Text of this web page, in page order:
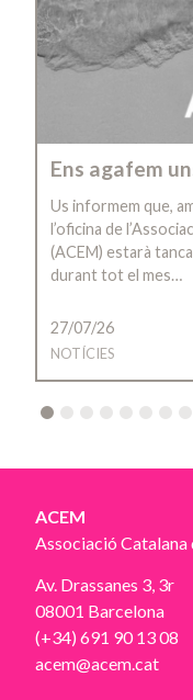
Ens agafem
Us informem que,
l’oficina de
(ACEM) estarà
durant tot el mes…
27/07/26
NOTÍCIES
4 5 6 7 8
ACEM
Associació Catalana
Av. Drassanes 3, 3r
08001 Barcelona
(+34) 691 90 13 08
acem@acem.cat